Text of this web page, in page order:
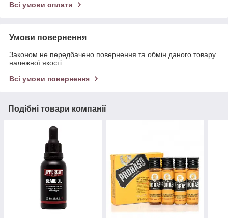
Всі умови оплати
Умови повернення
Законом не передбачено повернення та обмін даного товару
належної якості
Всі умови повернення
Подібні товари компанії